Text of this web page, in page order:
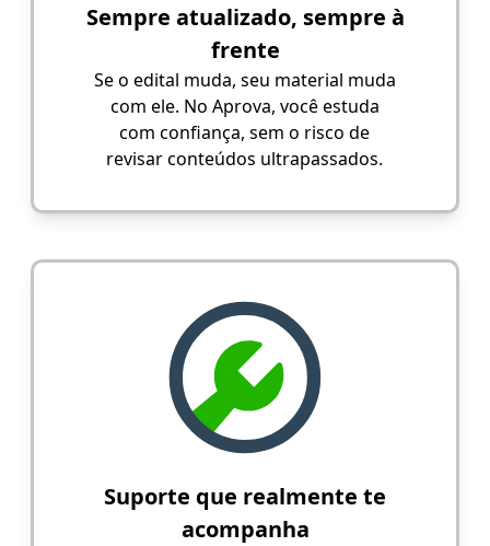
Sempre atualizado, sempre à
frente
Se o edital muda, seu material muda
com ele. No Aprova, você estuda
com confiança, sem o risco de
revisar conteúdos ultrapassados.
Suporte que realmente te
acompanha